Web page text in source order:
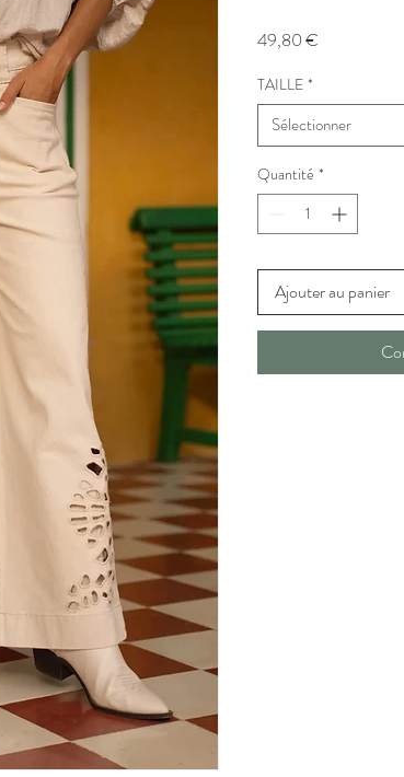
49,80 €
TAILLE *
Sélectionner
Quantité *
Ajouter au panier